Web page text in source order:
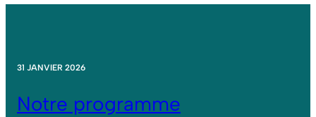
31 JANVIER 2026
Notre programme